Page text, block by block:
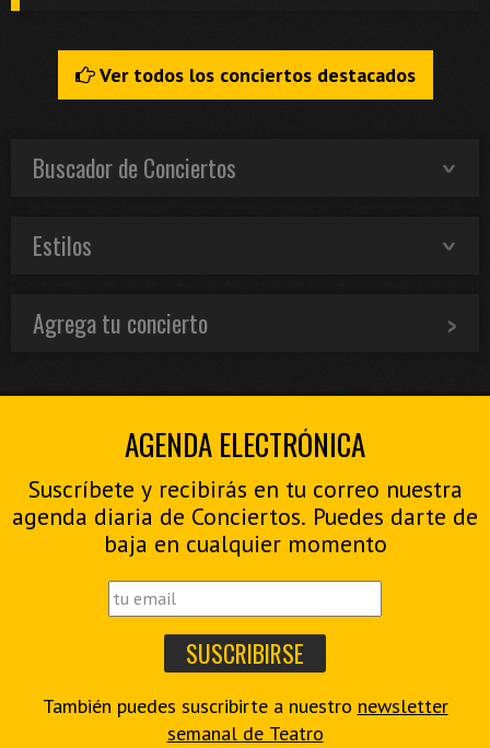
Ver todos los conciertos destacados
Buscador de Conciertos
Estilos
Agrega tu concierto
AGENDA ELECTRÓNICA
Suscríbete y recibirás en tu correo nuestra
agenda diaria de Conciertos. Puedes darte de
baja en cualquier momento
También puedes suscribirte a nuestro newsletter
semanal de Teatro